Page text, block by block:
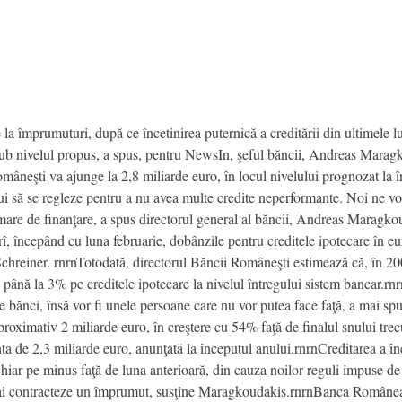
împrumuturi, după ce încetinirea puternică a creditării din ultimele
nivelul propus, a spus, pentru NewsIn, şeful băncii, Andreas
va ajunge la 2,8 miliarde euro, în locul nivelului prognozat la
să se regleze pentru a nu avea multe credite neperformante. Noi ne
de finanţare, a spus directorul general al băncii, Andreas
cu luna februarie, dobânzile pentru creditele ipotecare în
rnrnTotodată, directorul Băncii Româneşti estimează că, în
la 3% pe creditele ipotecare la nivelul întregului sistem
însă vor fi unele persoane care nu vor putea face faţă, a mai
2 miliarde euro, în creştere cu 54% faţă de finalul snului
de 2,3 miliarde euro, anunţată la începutul anului.rnrnCreditarea
pe minus faţă de luna anterioară, din cauza noilor reguli impuse
un împrumut, susţine Maragkoudakis.rnrnBanca